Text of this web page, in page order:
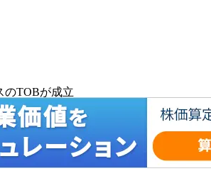
のTOBが成立